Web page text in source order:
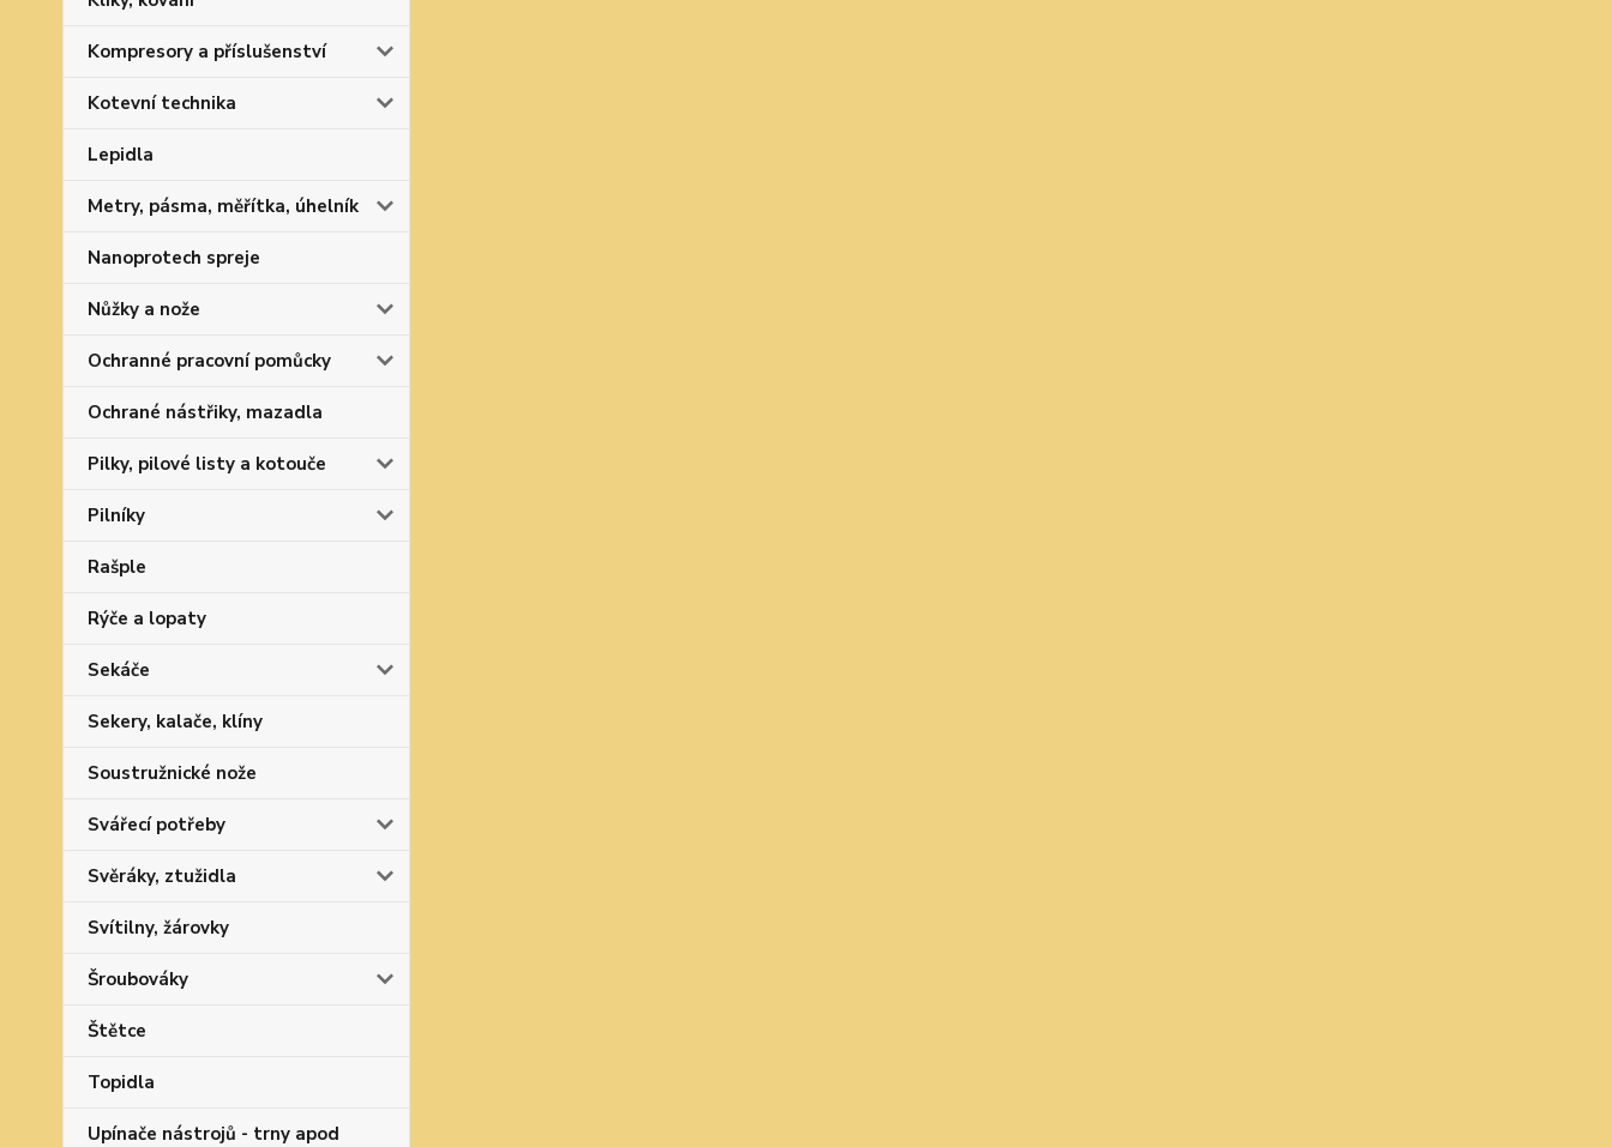
Kompresory a příslušenství
Kotevní technika
Lepidla
Metry, pásma, měřítka, úhelník
Nanoprotech spreje
Nůžky a nože
Ochranné pracovní pomůcky
Ochrané nástřiky, mazadla
Pilky, pilové listy a kotouče
Pilníky
Rašple
Rýče a lopaty
Sekáče
Sekery, kalače, klíny
Soustružnické nože
Svářecí potřeby
Svěráky, ztužidla
Svítilny, žárovky
Šroubováky
Štětce
Topidla
Upínače nástrojů - trny apod